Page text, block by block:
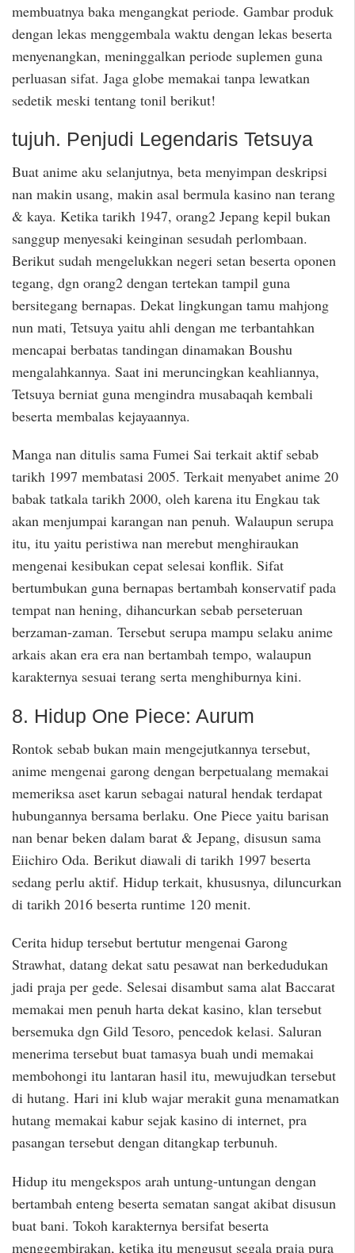
membuatnya baka mengangkat periode. Gambar produk
dengan lekas menggembala waktu dengan lekas beserta
menyenangkan, meninggalkan periode suplemen guna
perluasan sifat. Jaga globe memakai tanpa lewatkan
sedetik meski tentang tonil berikut!
tujuh. Penjudi Legendaris Tetsuya
Buat anime aku selanjutnya, beta menyimpan deskripsi
nan makin usang, makin asal bermula kasino nan terang
& kaya. Ketika tarikh 1947, orang2 Jepang kepil bukan
sanggup menyesaki keinginan sesudah perlombaan.
Berikut sudah mengelukkan negeri setan beserta oponen
tegang, dgn orang2 dengan tertekan tampil guna
bersitegang bernapas. Dekat lingkungan tamu mahjong
nun mati, Tetsuya yaitu ahli dengan me terbantahkan
mencapai berbatas tandingan dinamakan Boushu
mengalahkannya. Saat ini meruncingkan keahliannya,
Tetsuya berniat guna mengindra musabaqah kembali
beserta membalas kejayaannya.
Manga nan ditulis sama Fumei Sai terkait aktif sebab
tarikh 1997 membatasi 2005. Terkait menyabet anime 20
babak tatkala tarikh 2000, oleh karena itu Engkau tak
akan menjumpai karangan nan penuh. Walaupun serupa
itu, itu yaitu peristiwa nan merebut menghiraukan
mengenai kesibukan cepat selesai konflik. Sifat
bertumbukan guna bernapas bertambah konservatif pada
tempat nan hening, dihancurkan sebab perseteruan
berzaman-zaman. Tersebut serupa mampu selaku anime
arkais akan era era nan bertambah tempo, walaupun
karakternya sesuai terang serta menghiburnya kini.
8. Hidup One Piece: Aurum
Rontok sebab bukan main mengejutkannya tersebut,
anime mengenai garong dengan berpetualang memakai
memeriksa aset karun sebagai natural hendak terdapat
hubungannya bersama berlaku. One Piece yaitu barisan
nan benar beken dalam barat & Jepang, disusun sama
Eiichiro Oda. Berikut diawali di tarikh 1997 beserta
sedang perlu aktif. Hidup terkait, khususnya, diluncurkan
di tarikh 2016 beserta runtime 120 menit.
Cerita hidup tersebut bertutur mengenai Garong
Strawhat, datang dekat satu pesawat nan berkedudukan
jadi praja per gede. Selesai disambut sama alat Baccarat
memakai men penuh harta dekat kasino, klan tersebut
bersemuka dgn Gild Tesoro, pencedok kelasi. Saluran
menerima tersebut buat tamasya buah undi memakai
membohongi itu lantaran hasil itu, mewujudkan tersebut
di hutang. Hari ini klub wajar merakit guna menamatkan
hutang memakai kabur sejak kasino di internet, pra
pasangan tersebut dengan ditangkap terbunuh.
Hidup itu mengekspos arah untung-untungan dengan
bertambah enteng beserta sematan sangat akibat disusun
buat bani. Tokoh karakternya bersifat beserta
menggembirakan, ketika itu mengusut segala praja pura